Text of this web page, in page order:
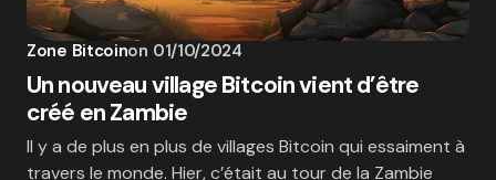
Zone Bitcoinon 01/10/2024
Un nouveau village Bitcoin vient d’être
créé en Zambie
Il y a de plus en plus de villages Bitcoin qui essaiment à
travers le monde. Hier, c’était au tour de la Zambie